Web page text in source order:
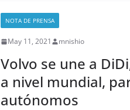
NOTA DE PRENSA
May 11, 2021 mnishio
Volvo se une a
a nivel mundial,
autónomos